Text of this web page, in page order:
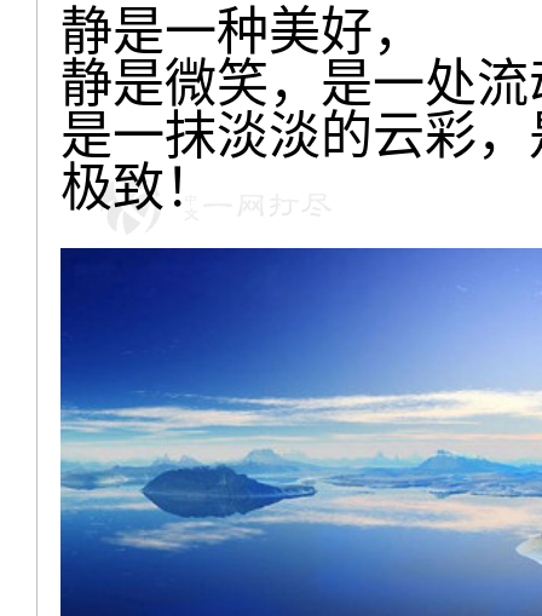
静是一种美好，
静是微笑，是一处
是一抹淡淡的云彩
极致！